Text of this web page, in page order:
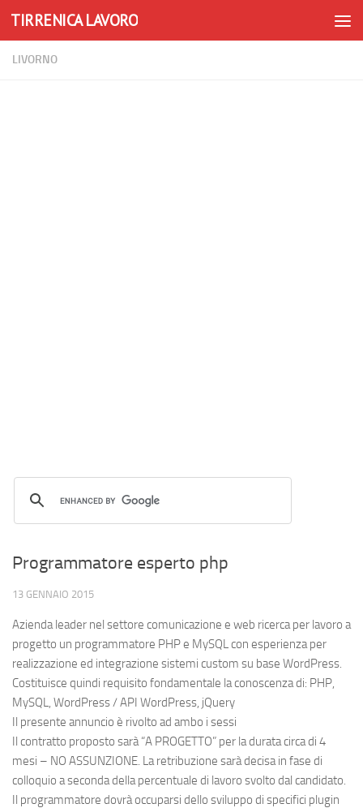
Skip to content
TIRRENICA LAVORO
LIVORNO
Programmatore esperto php
13 GENNAIO 2015
Azienda leader nel settore comunicazione e web ricerca per lavoro a
progetto un programmatore PHP e MySQL con esperienza per
realizzazione ed integrazione sistemi custom su base WordPress.
Costituisce quindi requisito fondamentale la conoscenza di: PHP,
MySQL, WordPress / API WordPress, jQuery
Il presente annuncio è rivolto ad ambo i sessi
Il contratto proposto sarà “A PROGETTO” per la durata circa di 4
mesi – NO ASSUNZIONE. La retribuzione sarà decisa in fase di
colloquio a seconda della percentuale di lavoro svolto dal candidato.
Il programmatore dovrà occuparsi dello sviluppo di specifici plugin